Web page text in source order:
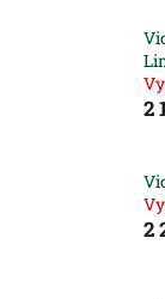
2
2